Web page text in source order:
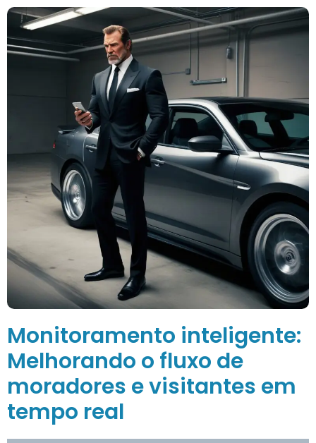
Monitoramento inteligente:
Melhorando o fluxo de
moradores e visitantes em
tempo real